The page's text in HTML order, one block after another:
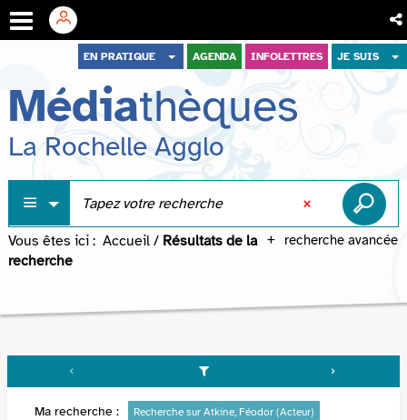
menu
contenu
recherche
EN PRATIQUE AGENDA INFOLETTRES JE SUIS
Médiathèques
La Rochelle Agglo
recherche avancée
Vous êtes ici : Accueil / Résultats de la
recherche
Ma recherche : Recherche sur Atkine, Féodor (Acteur)